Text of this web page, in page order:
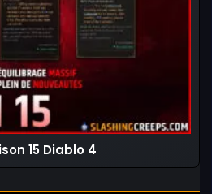
15 Diablo 4